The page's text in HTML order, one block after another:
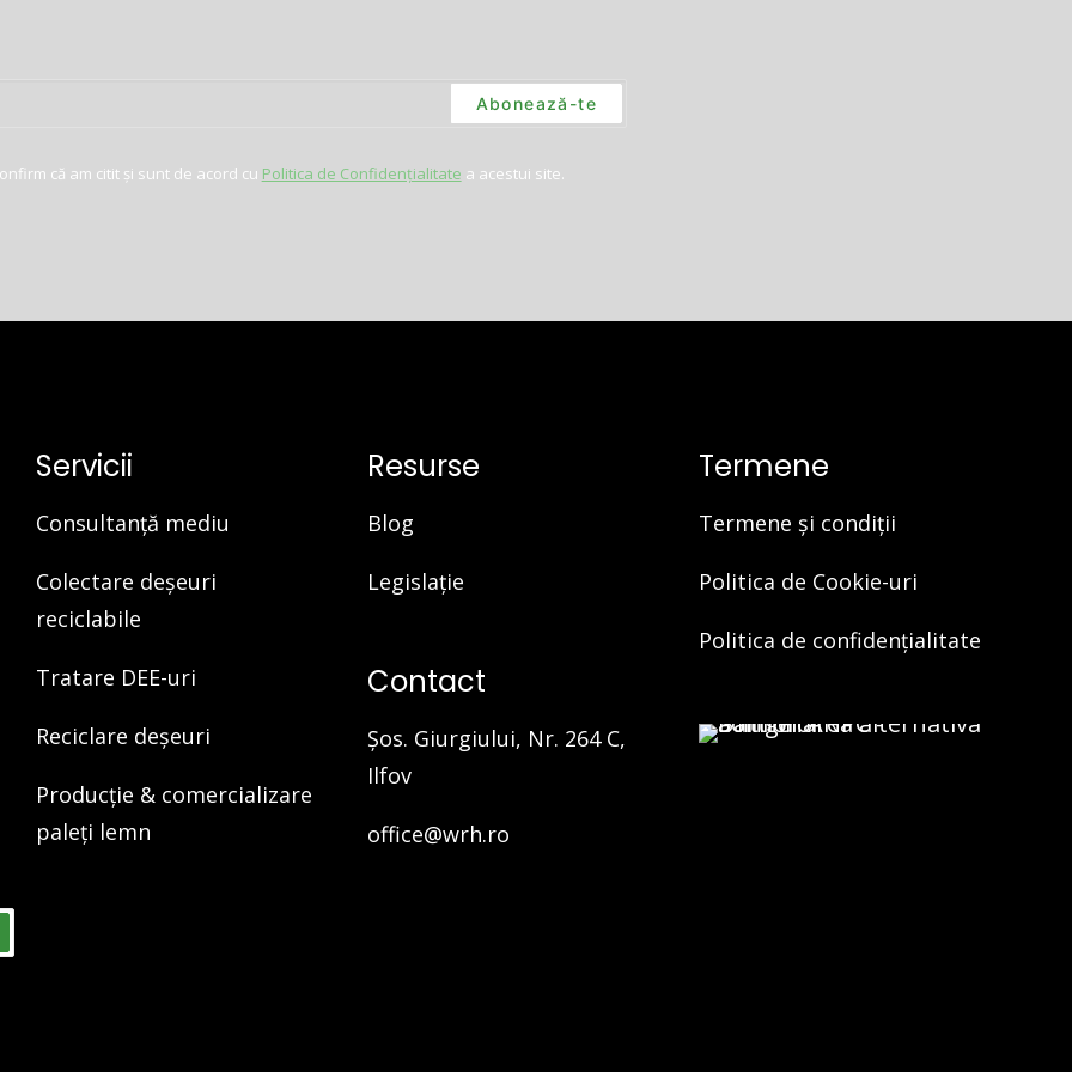
că am citit și sunt de acord cu Politica de Confidențialitate a acestui site.
Servicii
Consultanță mediu
Colectare deșeuri
reciclabile
Tratare DEE-uri
Reciclare deșeuri
Producție & comercializare
paleți lemn
Resurse
Blog
Legislație
Contact
Şos. Giurgiului, Nr. 264 C,
Ilfov
office@wrh.ro
Termene
Termene și condiții
Politica de Cookie-uri
Politica de confidențialitate